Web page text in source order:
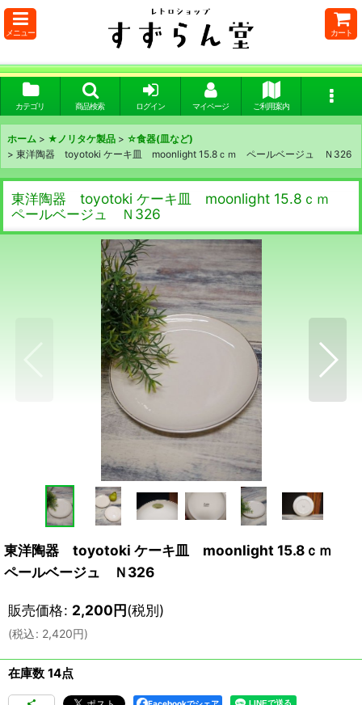
メニュー カート
カテゴリ 商品検索 ログイン マイページ ご利用案内
ホーム > ★ノリタケ製品 > ☆食器(皿など)
> 東洋陶器 toyotoki ケーキ皿 moonlight 15.8ｃｍ ペールベージュ Ｎ326
東洋陶器 toyotoki ケーキ皿 moonlight 15.8ｃｍ
ペールベージュ Ｎ326
東洋陶器 toyotoki ケーキ皿 moonlight 15.8ｃｍ
ペールベージュ Ｎ326
販売価格: 2,200円(税別)
(税込: 2,420円)
在庫数 14点